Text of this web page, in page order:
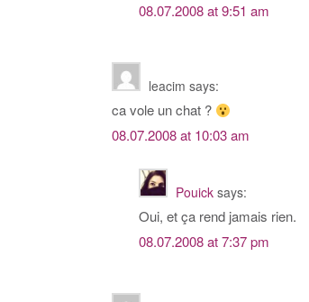
08.07.2008 at 9:51 am
leacim says:
ca vole un chat ?
08.07.2008 at 10:03 am
Pouick says:
Oui, et ça rend jamais rien.
08.07.2008 at 7:37 pm